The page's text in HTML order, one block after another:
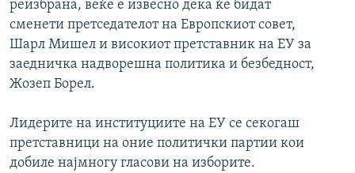
реизбрана, веќе е извесно дека ќе бидат
сменети претседателот на Европскиот совет,
Шарл Мишел и високиот претставник на ЕУ за
заедничка надворешна политика и безбедност,
Жозеп Борел.
Лидерите на институциите на ЕУ се секогаш
претставници на оние политички партии кои
добиле најмногу гласови на изборите.